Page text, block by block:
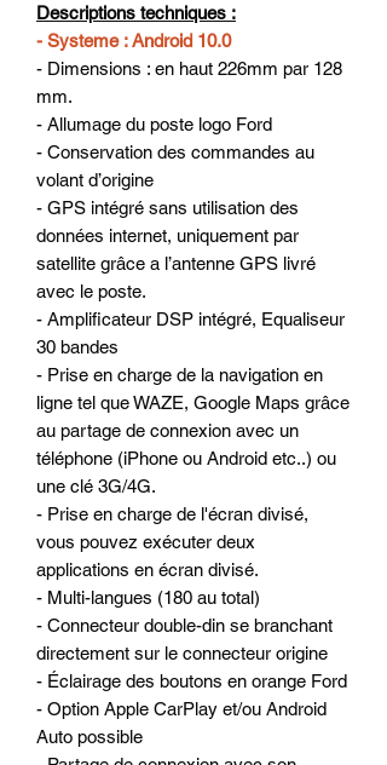
Descriptions techniques :
- Systeme : Android 10.0
- Dimensions : en haut 226mm par 128
mm.
- Allumage du poste logo Ford
- Conservation des commandes au
volant d’origine
- GPS intégré sans utilisation des
données internet, uniquement par
satellite grâce a l’antenne GPS livré
avec le poste.
- Amplificateur DSP intégré, Equaliseur
30 bandes
- Prise en charge de la navigation en
ligne tel que WAZE, Google Maps grâce
au partage de connexion avec un
téléphone (iPhone ou Android etc..) ou
une clé 3G/4G.
- Prise en charge de l'écran divisé,
vous pouvez exécuter deux
applications en écran divisé.
- Multi-langues (180 au total)
- Connecteur double-din se branchant
directement sur le connecteur origine
- Éclairage des boutons en orange Ford
- Option Apple CarPlay et/ou Android
Auto possible